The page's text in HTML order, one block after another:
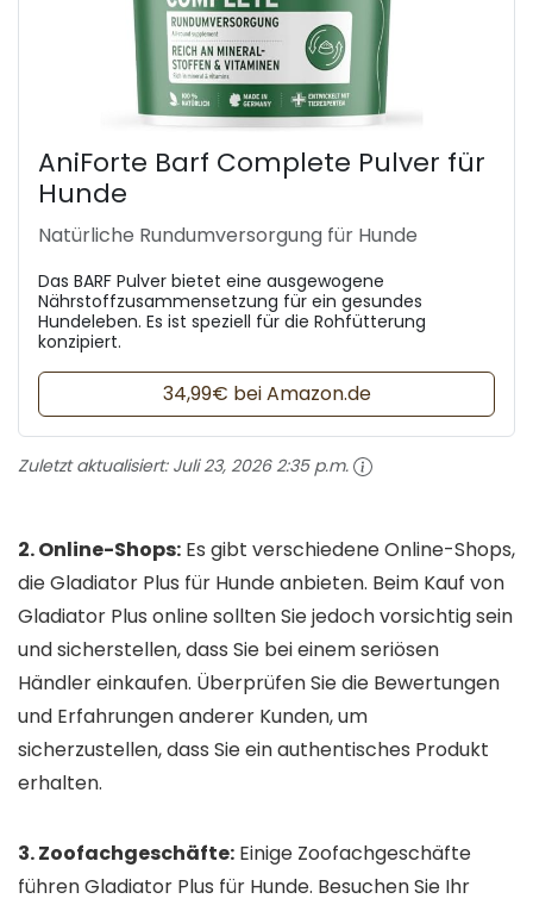
AniForte Barf Complete Pulver für
Hunde
Natürliche Rundumversorgung für Hunde
Das BARF Pulver bietet eine ausgewogene
Nährstoffzusammensetzung für ein gesundes
Hundeleben. Es ist speziell für die Rohfütterung
konzipiert.
34,99€ bei Amazon.de
Zuletzt aktualisiert: Juli 23, 2026 2:35 p.m.
2. Online-Shops: Es gibt verschiedene Online-Shops,
die Gladiator Plus für Hunde anbieten. Beim Kauf von
Gladiator Plus online sollten Sie jedoch vorsichtig sein
und sicherstellen, dass Sie bei einem seriösen
Händler einkaufen. Überprüfen Sie die Bewertungen
und Erfahrungen anderer Kunden, um
sicherzustellen, dass Sie ein authentisches Produkt
erhalten.
3. Zoofachgeschäfte: Einige Zoofachgeschäfte
führen Gladiator Plus für Hunde. Besuchen Sie Ihr